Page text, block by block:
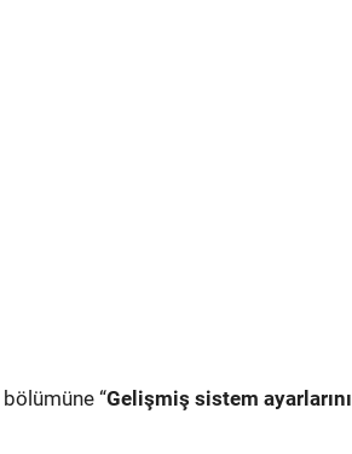
“Gelişmiş sistem ayarlarını